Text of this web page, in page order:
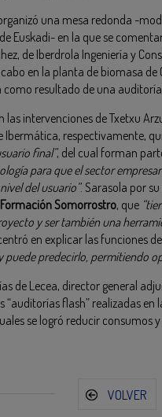
una mesa redonda -
Euskadi- en la que se
de Iberdrola Ingeniería y
en la planta de biomasa de
resultado de una auditoría
intervenciones de Txetxu
Ibermática, respectivamente,
final”, del cual forman
para que el sector
del usuario”. Sarasola por
Somorrostro, que
y ser también una
en explicar las funciones
puede predecirlo, permitiendo
de Lecea, director general
“auditorías flash” realizadas
se logró reducir consumos
VOLVER